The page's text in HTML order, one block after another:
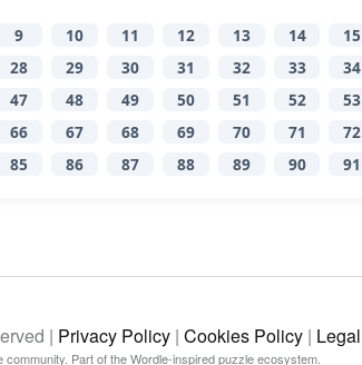
9 10 11 12 13 14 15
28 29 30 31 32 33 34
47 48 49 50 51 52 53
66 67 68 69 70 71 72
85 86 87 88 89 90 91
| Privacy Policy | Cookies Policy | Legal
Part of the Wordle-inspired puzzle ecosystem.